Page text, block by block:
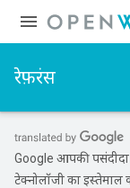
रेफ़रंस
Google आपकी
टेक्नोलॉजी का इस्तेमाल